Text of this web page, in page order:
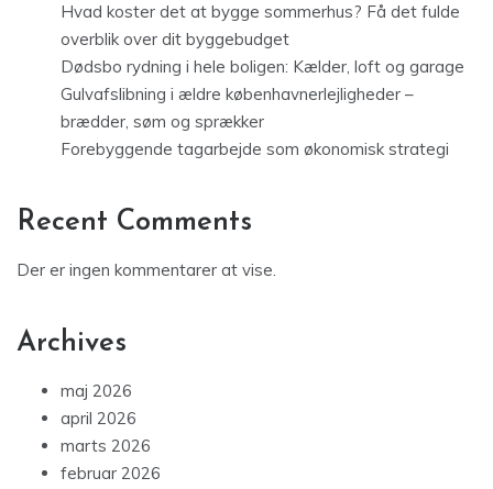
Hvad koster det at bygge sommerhus? Få det fulde
overblik over dit byggebudget
Dødsbo rydning i hele boligen: Kælder, loft og garage
Gulvafslibning i ældre københavnerlejligheder –
brædder, søm og sprækker
Forebyggende tagarbejde som økonomisk strategi
Recent Comments
Der er ingen kommentarer at vise.
Archives
maj 2026
april 2026
marts 2026
februar 2026